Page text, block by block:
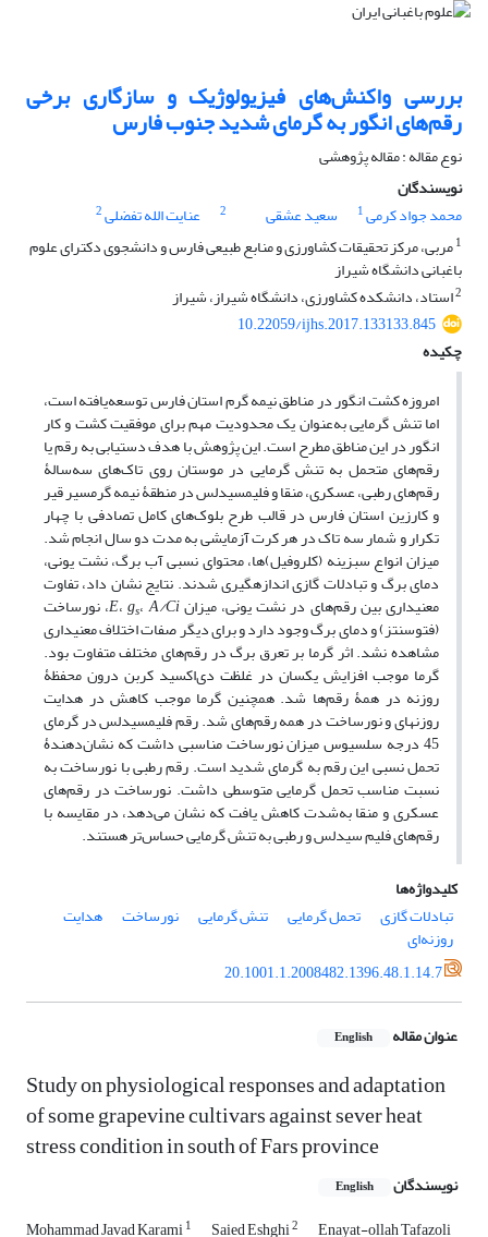
بررسی واکنش‌های فیزیولوژیک و سازگاری برخی
رقم‌های انگور به گرمای شدید جنوب فارس
نوع مقاله : مقاله پژوهشی
نویسندگان
محمد جواد کرمی1 سعید عشقی 2 عنایت الله تفضلی2
1مربی، مرکز تحقیقات کشاورزی و منابع طبیعی فارس و دانشجوی دکترای علوم
باغبانی دانشگاه شیراز
2استاد، دانشکده کشاورزی، دانشگاه شیراز، شیراز
10.22059/ijhs.2017.133133.845
چکیده
امروزه کشت انگور در مناطق نیمه گرم استان فارس توسعه‌یافته است،
اما تنش گرمایی به‌عنوان یک محدودیت مهم برای موفقیت کشت و کار
انگور در این مناطق مطرح است. این پژوهش با هدف دستیابی به رقم یا
رقم‌های متحمل به تنش گرمایی در موستان روی تاک‌های سه‌سالۀ
رقم‌های رطبی، عسکری، منقا و فلیم­سیدلس در منطقۀ نیمه گرمسیر قیر
­و ­کارزین استان فارس در قالب طرح بلوک‌های کامل تصادفی با چهار
تکرار و شمار سه تاک در هر کرت آزمایشی به مدت دو سال انجام شد.
میزان انواع سبزینه (کلروفیل)­ها، محتوای نسبی آب برگ، نشت یونی،
دمای برگ و تبادلات گازی اندازه­گیری شدند. نتایج نشان داد، تفاوت
معنی­داری بین رقم‌های در نشت یونی، میزان E،gs،A/Ci ، نورساخت
(فتوسنتز) و دمای برگ وجود دارد و برای دیگر صفات اختلاف معنی­داری
مشاهده نشد. اثر گرما بر تعرق برگ در رقم‌های مختلف متفاوت بود.
گرما موجب افزایش یکسان در غلظت دی‌اکسید کربن درون محفظۀ
روزنه در همۀ رقم‌ها شد. همچنین گرما موجب کاهش در هدایت
روزنه­ای و نورساخت در همه رقم‌های شد. رقم فلیم­سیدلس در گرمای
45 درجه سلسیوس میزان نورساخت مناسبی داشت که نشان‌دهندۀ
تحمل نسبی این رقم به گرمای شدید است. رقم رطبی با نورساخت به
نسبت مناسب تحمل گرمایی متوسطی داشت. نورساخت در رقم‌های
عسکری و منقا به‌شدت کاهش یافت که نشان می‌دهد، در مقایسه با
رقم‌های فلیم سیدلس و رطبی به تنش گرمایی حساس‌تر هستند.
کلیدواژه‌ها
تبادلات گازی
تحمل گرمایی تنش گرمایی نورساخت هدایت
روزنه‌ای
20.1001.1.2008482.1396.48.1.14.7
عنوان مقاله English
Study on physiological responses and adaptation
of some grapevine cultivars against sever heat
stress condition in south of Fars province
نویسندگان English
Mohammad Javad Karami1 Saied Eshghi2 Enayat-ollah Tafazoli